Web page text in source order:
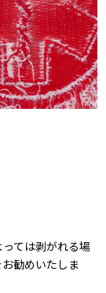
ては剥がれる場
勧めいたしま